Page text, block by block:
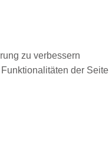
zu verbessern
der Seite